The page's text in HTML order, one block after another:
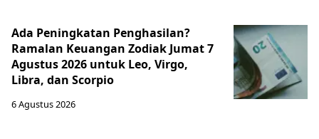
Ada Peningkatan Penghasilan?
Ramalan Keuangan Zodiak Jumat 7
Agustus 2026 untuk Leo, Virgo,
Libra, dan Scorpio
6 Agustus 2026